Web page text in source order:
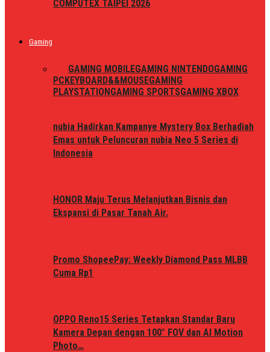
COMPUTEX TAIPEI 2026
Gaming
GAMING MOBILEGAMING NINTENDOGAMING
PCKEYBOARD&&MOUSEGAMING
PLAYSTATIONGAMING SPORTSGAMING XBOX
nubia Hadirkan Kampanye Mystery Box Berhadiah
Emas untuk Peluncuran nubia Neo 5 Series di
Indonesia
HONOR Maju Terus Melanjutkan Bisnis dan
Ekspansi di Pasar Tanah Air.
Promo ShopeePay: Weekly Diamond Pass MLBB
Cuma Rp1
OPPO Reno15 Series Tetapkan Standar Baru
Kamera Depan dengan 100° FOV dan AI Motion
Photo…